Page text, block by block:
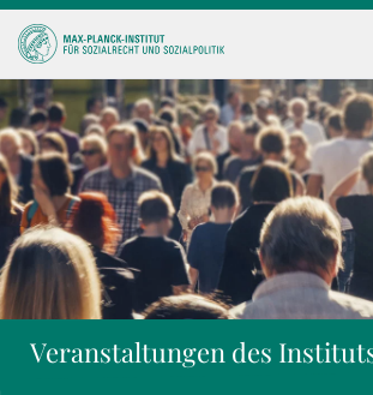
Veranstaltungen des